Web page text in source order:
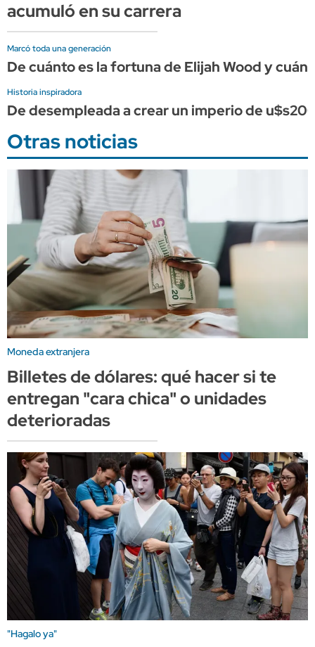
acumuló en su carrera
Marcó toda una generación
De cuánto es la fortuna de Elijah Wood y
Historia inspiradora
De desempleada a crear un imperio de
Otras noticias
Moneda extranjera
Billetes de dólares: qué hacer si te
entregan "cara chica" o unidades
deterioradas
"Hagalo ya"